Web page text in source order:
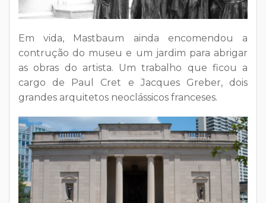
Em vida, Mastbaum ainda encomendou a
contrução do museu e um jardim para abrigar
as obras do artista. Um trabalho que ficou a
cargo de Paul Cret e Jacques Greber, dois
grandes arquitetos neoclássicos franceses.